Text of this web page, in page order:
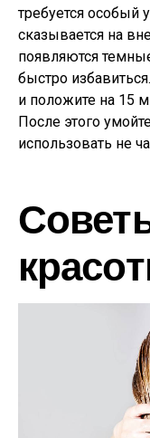
требуется особый
сказывается на
появляются
быстро
и положите на 15
После этого
использовать не